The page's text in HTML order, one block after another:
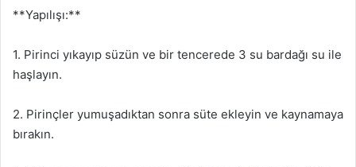
**Yapılışı:**
1. Pirinci yıkayıp süzün ve bir tencerede 3 su bardağı su ile
haşlayın.
2. Pirinçler yumuşadıktan sonra süte ekleyin ve kaynamaya
bırakın.